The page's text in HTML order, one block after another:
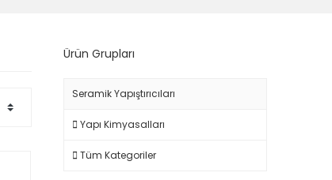
Ürün Grupları
Seramik Yapıştırıcıları
Yapı Kimyasalları
Tüm Kategoriler